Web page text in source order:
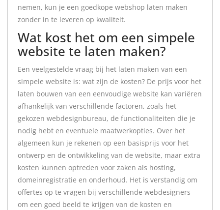
nemen, kun je een goedkope webshop laten maken
zonder in te leveren op kwaliteit.
Wat kost het om een simpele
website te laten maken?
Een veelgestelde vraag bij het laten maken van een
simpele website is: wat zijn de kosten? De prijs voor het
laten bouwen van een eenvoudige website kan variëren
afhankelijk van verschillende factoren, zoals het
gekozen webdesignbureau, de functionaliteiten die je
nodig hebt en eventuele maatwerkopties. Over het
algemeen kun je rekenen op een basisprijs voor het
ontwerp en de ontwikkeling van de website, maar extra
kosten kunnen optreden voor zaken als hosting,
domeinregistratie en onderhoud. Het is verstandig om
offertes op te vragen bij verschillende webdesigners
om een goed beeld te krijgen van de kosten en